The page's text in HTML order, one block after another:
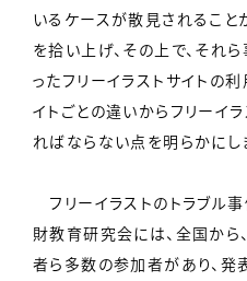
いるケースが散見されること
を拾い上げ、その上で、それ
ったフリーイラストサイトの
イトごとの違いからフリーイ
ればならない点を明らかにし
フリーイラストのトラブル
財教育研究会には、全国か
者ら多数の参加者があり、発